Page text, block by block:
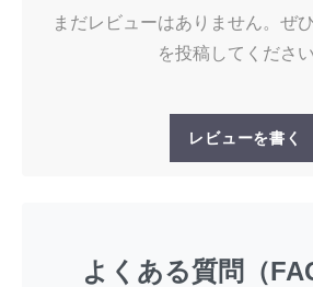
まだレビューはありません。ぜ
を投稿してください
レビューを書く
よくある質問（